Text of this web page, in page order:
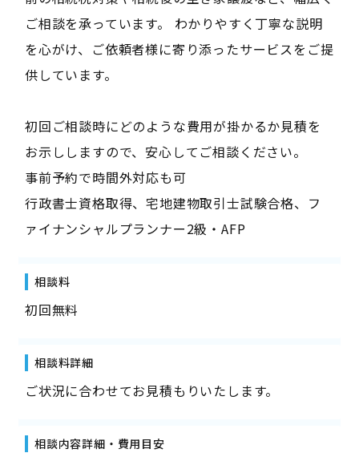
ご相談を承っています。 わかりやすく丁寧な説明
を心がけ、ご依頼者様に寄り添ったサービスをご提
供しています。
初回ご相談時にどのような費用が掛かるか見積を
お示ししますので、安心してご相談ください。
事前予約で時間外対応も可
行政書士資格取得、宅地建物取引士試験合格、フ
ァイナンシャルプランナー2級・AFP
相談料
初回無料
相談料詳細
ご状況に合わせてお見積もりいたします。
相談内容詳細・費用目安